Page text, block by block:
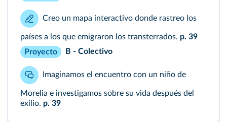
Creo un mapa interactivo donde rastreo los
países a los que emigraron los transterrados. p. 39
Proyecto
B - Colectivo
Imaginamos el encuentro con un niño de
Morelia e investigamos sobre su vida después del
exilio. p. 39